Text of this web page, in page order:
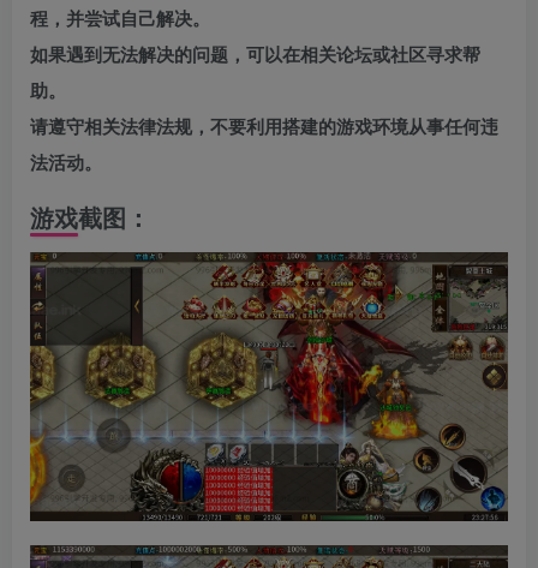
程，并尝试自己解决。
如果遇到无法解决的问题，可以在相关论坛或社区寻求帮
助。
请遵守相关法律法规，不要利用搭建的游戏环境从事任何违
法活动。
游戏截图：